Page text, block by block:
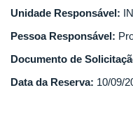
Unidade Responsável:
Pessoa Responsável:
Documento de
Data da Reserva: 10/09/